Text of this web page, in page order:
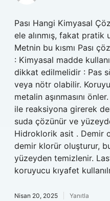
Pası Hangi Kimyasal
ele alınmış, fakat pratik
Metnin bu kısmı Pası
: Kimyasal madde
dikkat edilmelidir : Pas
veya nötr olabilir.
metalin aşınmasını
ile reaksiyona girerek
suda çözünür ve
Hidroklorik asit . Demir
demir klorür oluşturur,
yüzeyden temizlenir.
koruyucu kıyafet
Nisan 20, 2025 Yanıtla